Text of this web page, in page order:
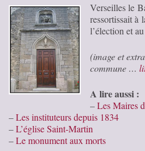
Verseilles le
ressortissait à
l’élection et
(image et
commune …
A lire aussi :
–Les Maires
–Les instituteurs depuis 1834
–L’église Saint-Martin
–Le monument aux morts